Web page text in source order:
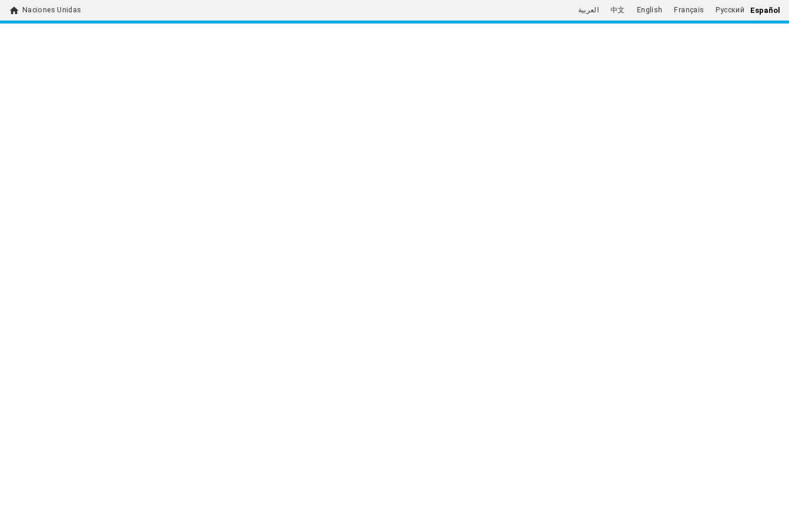
home Naciones Unidas العربية 中文 English Français Русский Español